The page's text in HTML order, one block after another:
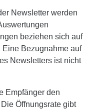
Newsletter werden
beziehen sich auf
Bezugnahme auf
Newsletters ist nicht
Empfänger den
Öffnungsrate gibt